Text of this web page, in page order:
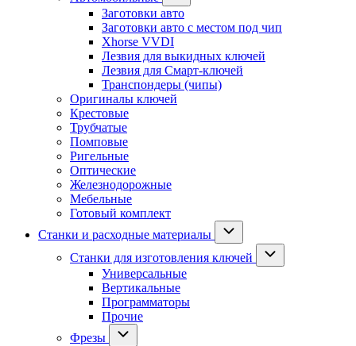
Заготовки авто
Заготовки авто с местом под чип
Xhorse VVDI
Лезвия для выкидных ключей
Лезвия для Смарт-ключей
Транспондеры (чипы)
Оригиналы ключей
Крестовые
Трубчатые
Помповые
Ригельные
Оптические
Железнодорожные
Мебельные
Готовый комплект
Станки и расходные материалы
Станки для изготовления ключей
Универсальные
Вертикальные
Программаторы
Прочие
Фрезы